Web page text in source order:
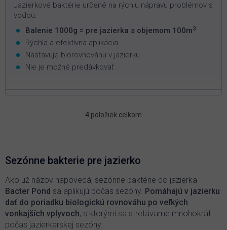
Jazierkové baktérie určené na rýchlu nápravu problémov s
vodou.
Balenie 1000g = pre jazierka s objemom 100m3
Rýchla a efektívna aplikácia
Nastavuje biorovnováhu v jazierku
Nie je možné predávkovať
O
d
a
c
e
p
r
4 položiek celkom
Sezónne bakterie pre jazierko
Ako už názov napovedá, sezónne baktérie do jazierka
Bacter Pond sa aplikujú počas sezóny. Pomáhajú v jazierku
dať do poriadku biologickú rovnováhu po veľkých
vonkajších vplyvoch, s ktorými sa stretávame mnohokrát
počas jazierkarskej sezóny.